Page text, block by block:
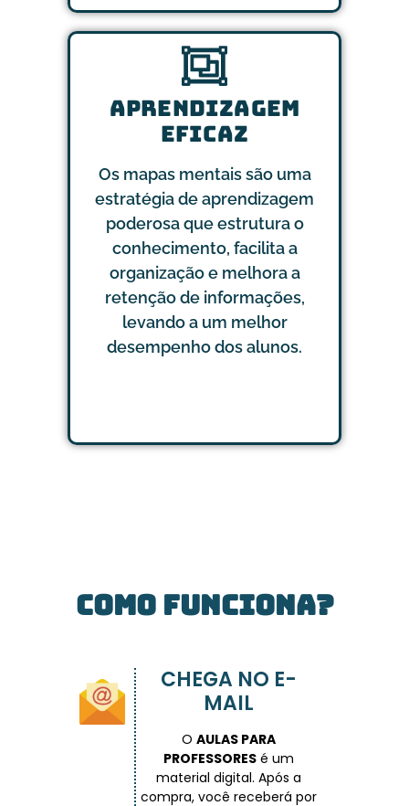
APRENDIZAGEM
EFICAZ
Os mapas mentais são uma
estratégia de aprendizagem
poderosa que estrutura o
conhecimento, facilita a
organização e melhora a
retenção de informações,
levando a um melhor
desempenho dos alunos.
COMO FUNCIONA?
CHEGA NO E-
MAIL
O AULAS PARA
PROFESSORESé um
material digital. Após a
compra, você receberá por